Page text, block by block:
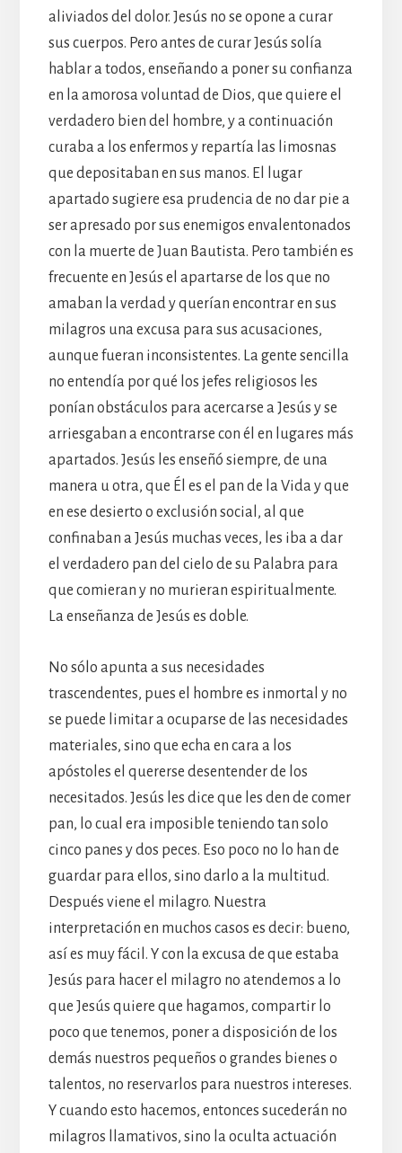
aliviados del dolor. Jesús no se opone a curar
sus cuerpos. Pero antes de curar Jesús solía
hablar a todos, enseñando a poner su confianza
en la amorosa voluntad de Dios, que quiere el
verdadero bien del hombre, y a continuación
curaba a los enfermos y repartía las limosnas
que depositaban en sus manos. El lugar
apartado sugiere esa prudencia de no dar pie a
ser apresado por sus enemigos envalentonados
con la muerte de Juan Bautista. Pero también es
frecuente en Jesús el apartarse de los que no
amaban la verdad y querían encontrar en sus
milagros una excusa para sus acusaciones,
aunque fueran inconsistentes. La gente sencilla
no entendía por qué los jefes religiosos les
ponían obstáculos para acercarse a Jesús y se
arriesgaban a encontrarse con él en lugares más
apartados. Jesús les enseñó siempre, de una
manera u otra, que Él es el pan de la Vida y que
en ese desierto o exclusión social, al que
confinaban a Jesús muchas veces, les iba a dar
el verdadero pan del cielo de su Palabra para
que comieran y no murieran espiritualmente.
La enseñanza de Jesús es doble.
No sólo apunta a sus necesidades
trascendentes, pues el hombre es inmortal y no
se puede limitar a ocuparse de las necesidades
materiales, sino que echa en cara a los
apóstoles el quererse desentender de los
necesitados. Jesús les dice que les den de comer
pan, lo cual era imposible teniendo tan solo
cinco panes y dos peces. Eso poco no lo han de
guardar para ellos, sino darlo a la multitud.
Después viene el milagro. Nuestra
interpretación en muchos casos es decir: bueno,
así es muy fácil. Y con la excusa de que estaba
Jesús para hacer el milagro no atendemos a lo
que Jesús quiere que hagamos, compartir lo
poco que tenemos, poner a disposición de los
demás nuestros pequeños o grandes bienes o
talentos, no reservarlos para nuestros intereses.
Y cuando esto hacemos, entonces sucederán no
milagros llamativos, sino la oculta actuación